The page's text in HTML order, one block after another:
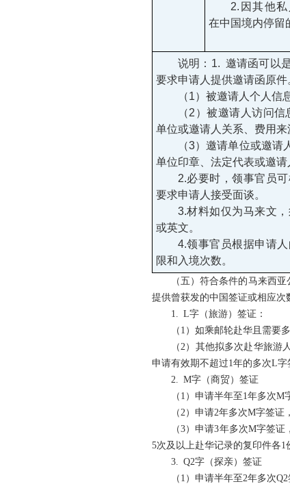
2.因其他
在中国境内停留
说明：1. 邀请函可以
要求申请人提供邀请函原件
（1）被邀请人个人信
（2）被邀请人访问
单位或邀请人关系、费用来
（3）邀请单位或邀请
单位印章、法定代表或邀请
2.必要时，领事官员
要求申请人接受面谈。
3.材料如仅为马来文
或英文。
4.领事官员根据申请
限和入境次数。
（五）符合条件的马来西
提供曾获发的中国签证或相应次
1. L字（旅游）签证：
（1）如乘邮轮赴华且需要
（2）其他拟多次赴华旅
申请有效期不超过1年的多次L字
2. M字（商贸）签证
（1）申请半年至1年多次
（2）申请2年多次M字签
（3）申请3年多次M字签
5次及以上赴华记录的复印件各1
3. Q2字（探亲）签证
（1）申请半年至2年多次